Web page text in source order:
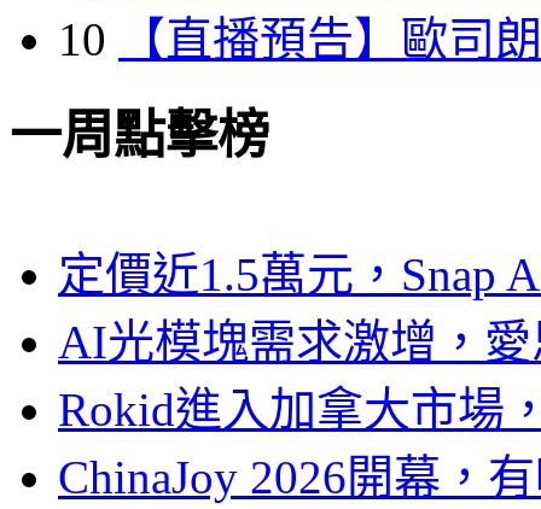
10
【直播預告】歐司
一周點擊榜
定價近1.5萬元，Snap
AI光模塊需求激增，
Rokid進入加拿大市場
ChinaJoy 2026開幕，